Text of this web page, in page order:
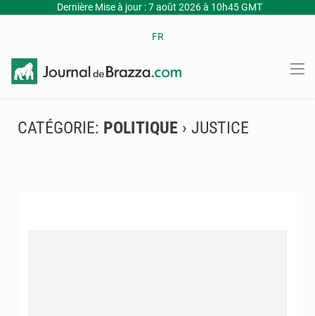
Dernière Mise à jour : 7 août 2026 à 10h45 GMT
FR
CATÉGORIE: POLITIQUE › JUSTICE